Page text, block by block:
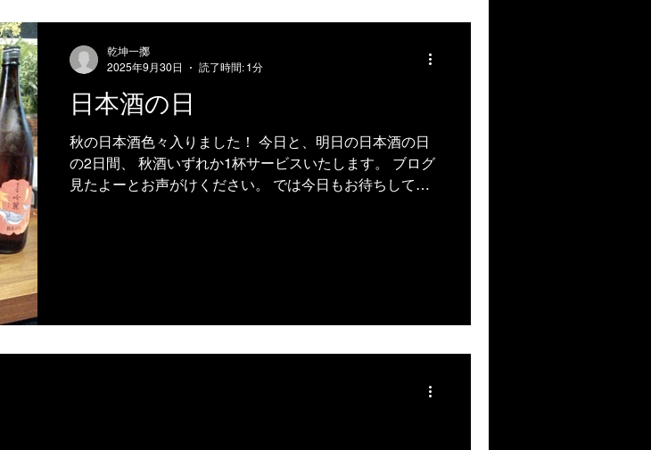
日本酒の日
秋の日本酒色々入りました！ 今日と、明日の日本酒の日
の2日間、 秋酒いずれか1杯サービスいたします。 ブログ
見たよーとお声がけください。 では今日もお待ちしてお
乾坤一擲
2025年9月30日
読了時間: 1分